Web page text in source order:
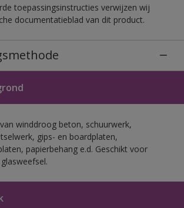
toepassingsinstructies verwijzen wij
documentatieblad van dit product.
winddroog beton, schuurwerk,
gips- en boardplaten,
papierbehang e.d. Geschikt voor